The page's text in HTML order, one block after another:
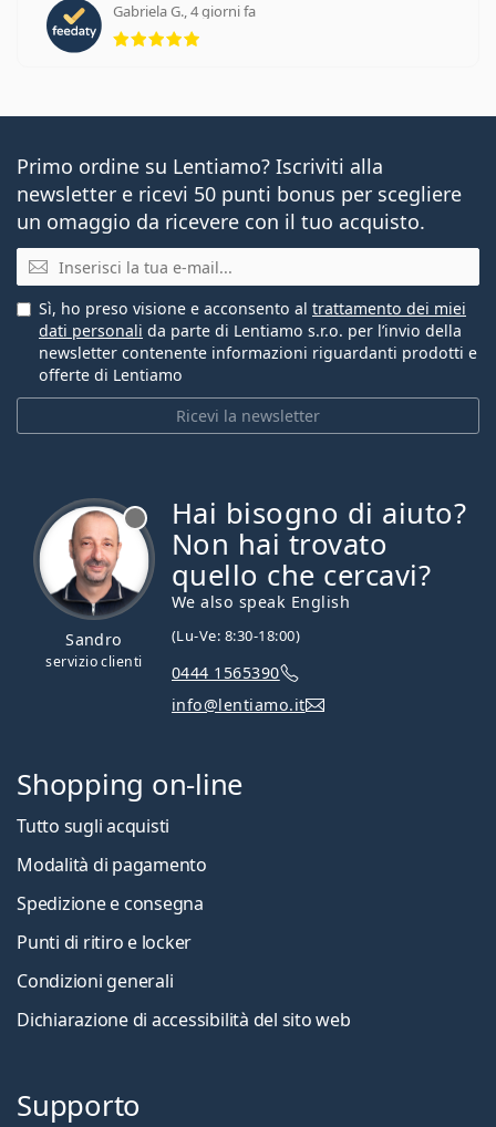
Gabriela G., 4 giorni fa
valutazione 5 di 5
Primo ordine su Lentiamo? Iscriviti alla
newsletter e ricevi 50 punti bonus per scegliere
un omaggio da ricevere con il tuo acquisto.
E-mail
Ricevi la newsletter
Sì, ho preso visione e acconsento al trattamento dei miei
dati personali da parte di Lentiamo s.r.o. per l’invio della
newsletter contenente informazioni riguardanti prodotti e
offerte di Lentiamo
Sandro
servizio clienti
Hai bisogno di aiuto?
Non hai trovato
quello che cercavi?
We also speak English
(Lu-Ve: 8:30-18:00)
0444 1565390
info@lentiamo.it
Shopping on-line
Tutto sugli acquisti
Modalità di pagamento
Spedizione e consegna
Punti di ritiro e locker
Condizioni generali
Dichiarazione di accessibilità del sito web
Supporto